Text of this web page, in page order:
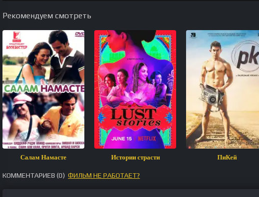
Рекомендуем смотреть
Салам Намасте Истории страсти ПиКей
КОММЕНТАРИЕВ (0) ФИЛЬМ НЕ РАБОТАЕТ?